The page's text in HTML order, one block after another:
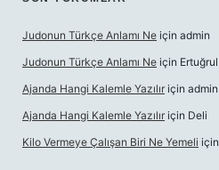
Judonun Türkçe Anlamı Ne için admin
Judonun Türkçe Anlamı Ne için Ertuğrul
Ajanda Hangi Kalemle Yazılır için admin
Ajanda Hangi Kalemle Yazılır için Deli
Kilo Vermeye Çalışan Biri Ne Yemeli için